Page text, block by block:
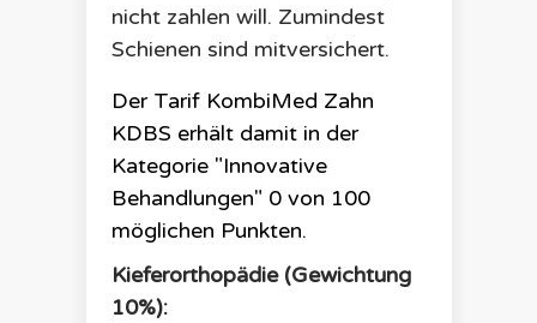
nicht zahlen will. Zumindest
Schienen sind mitversichert.
Der Tarif KombiMed Zahn
KDBS erhält damit in der
Kategorie "Innovative
Behandlungen" 0von 100
möglichen Punkten.
Kieferorthopädie (Gewichtung
10%):